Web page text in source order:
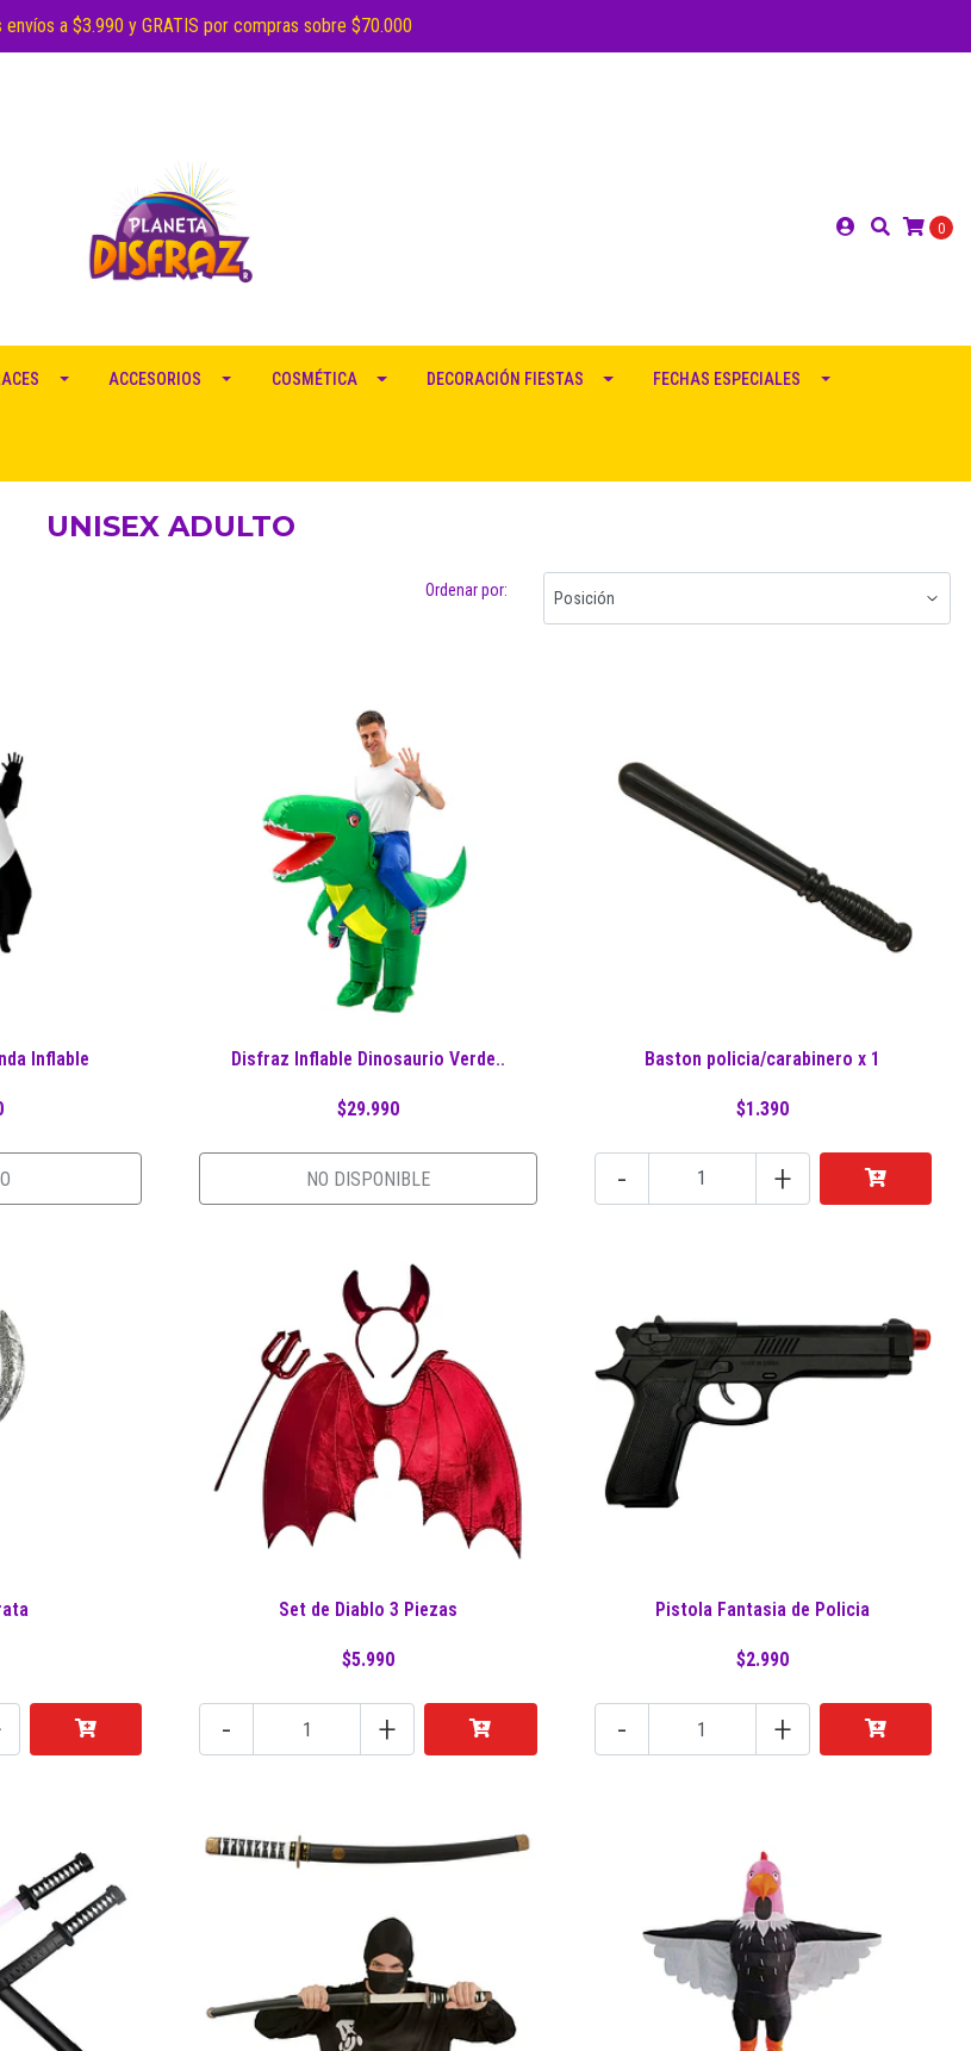
envíos a $3.990 y GRATIS por compras sobre $70.000
0
ACCESORIOS COSMÉTICA DECORACIÓN FIESTAS FECHAS ESPECIALES
UNISEX ADULTO
Ordenar por:
Inflable Disfraz Inflable Dinosaurio Verde..
$29.990
NO DISPONIBLE
Baston policia/carabinero x 1
$1.390
- +
Set de Diablo 3 Piezas
$5.990
- +
Pistola Fantasia de Policia
$2.990
- +